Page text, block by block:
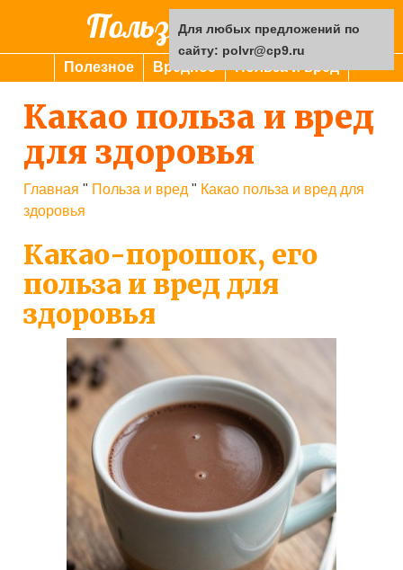
Польза или вред
Полезное Вредное Польза и вред
Какао польза и вред
для здоровья
Главная " Польза и вред " Какао польза и вред для
здоровья
Какао-порошок, его
польза и вред для
здоровья
Для любых предложений по
сайту: polvr@cp9.ru